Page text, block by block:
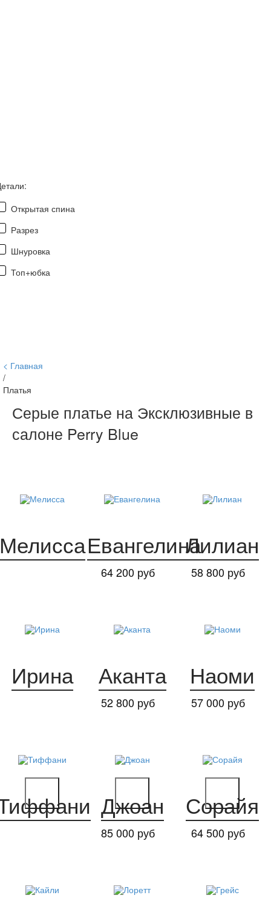
Открытая спина
Разрез
Шнуровка
Топ+юбка
Главная
/
Платья
Серые платье на Эксклюзивные в
салоне Perry Blue
64 200 руб
Евангелина
58 800 руб
Лилиан
Ирина
52 800 руб
Аканта
57 000 руб
Наоми
85 000 руб
Джоан
64 500 руб
Сорайя